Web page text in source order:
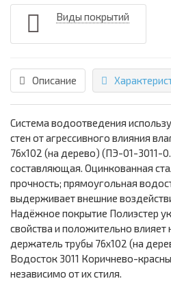
Виды покрытий
Описание
Система водоотведения
стен от агрессивного влияния
76х102 (на дерево) (ПЭ-01-3011-
составляющая. Оцинкованная
прочность; прямоугольная
выдерживает внешние
Надёжное покрытие Полиэстер
свойства и положительно влияет
держатель трубы 76х102 (на
Водосток 3011 Коричнево-
независимо от их стиля.